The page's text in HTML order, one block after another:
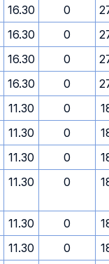
16.30 0
16.30 0
16.30 0
16.30 0
11.30 0
11.30 0
11.30 0
11.30 0
11.30 0
11.30 0